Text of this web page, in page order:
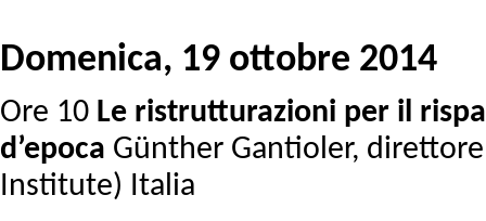
Domenica, 19 ottobre 2014
Ore 10 Le ristrutturazioni per il
d’epoca Günther Gantioler,
Institute) Italia